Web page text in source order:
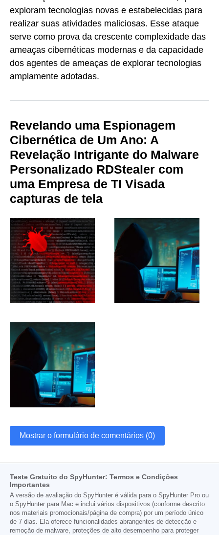
exploram tecnologias novas e estabelecidas para
realizar suas atividades maliciosas. Esse ataque
serve como prova da crescente complexidade das
ameaças cibernéticas modernas e da capacidade
dos agentes de ameaças de explorar tecnologias
amplamente adotadas.
Revelando uma Espionagem
Cibernética de Um Ano: A
Revelação Intrigante do Malware
Personalizado RDStealer com
uma Empresa de TI Visada
capturas de tela
Mostrar o formulário de comentários (0)
Teste Gratuito do SpyHunter: Termos e Condições
Importantes
A versão de avaliação do SpyHunter é válida para o SpyHunter Pro ou
o SpyHunter para Mac e inclui vários dispositivos (conforme descrito
nos materiais promocionais/página de compra) por um período único
de 7 dias. Ela oferece funcionalidades abrangentes de detecção e
remoção de malware, proteções de alto desempenho para proteger